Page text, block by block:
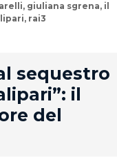
, giuliana sgrena, il
, rai3
sequestro
il
del